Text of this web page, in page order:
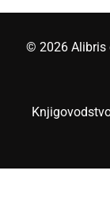
© 2026 Alibris
Budite u
oblasti